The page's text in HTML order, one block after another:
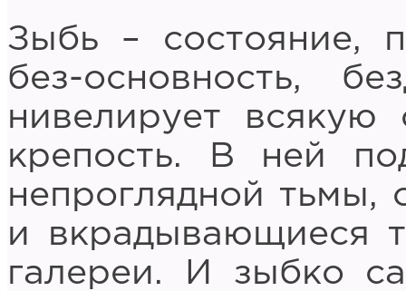
Зыбь – состояние,
без-основность,
нивелирует всякую
крепость. В ней
непроглядной
и вкрадывающиеся
галереи. И зыбко